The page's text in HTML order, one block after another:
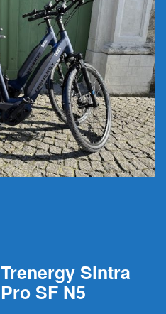
Trenergy Sintra
Pro SF N5